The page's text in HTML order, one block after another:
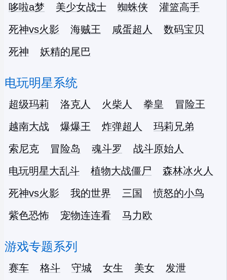
哆啦a梦
美少女战士 蜘蛛侠
灌篮高手
死神vs火影
海贼王 咸蛋超人
数码宝贝
死神
妖精的尾巴
电玩明星系统
超级玛莉 洛克人 火柴人 拳皇
冒险王
越南大战
爆爆王 炸弹超人
玛莉兄弟
索尼克
冒险岛 魂斗罗
战斗原始人
电玩明星大乱斗
植物大战僵尸
森林冰火人
死神vs火影
我的世界 三国
愤怒的小鸟
紫色恐怖
宠物连连看 马力欧
游戏专题系列
赛车 格斗 守城 女生 美女
发泄